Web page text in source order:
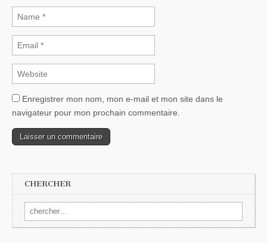
Enregistrer mon nom, mon e-mail et mon site dans le
navigateur pour mon prochain commentaire.
CHERCHER
Search for: